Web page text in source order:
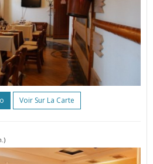
Voir Sur La Carte